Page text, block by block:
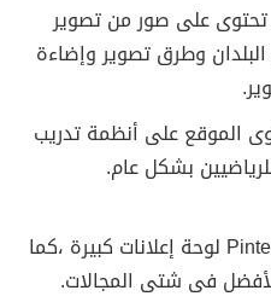
تحتوى على صور من تصوير
وطرق تصوير وإضاءة
الموقع على أنظمة تدريب
بشكل عام.
باختصار يعتبر موقع بنترست Pinterest لوحة إعلانات كبيرة ،كما